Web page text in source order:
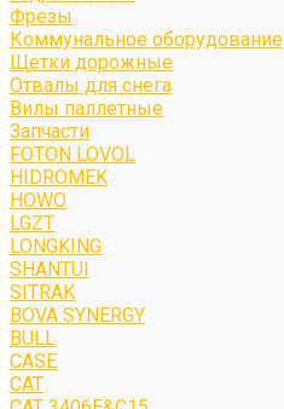
Фрезы
Коммунальное оборудование
Щетки дорожные
Отвалы для снега
Вилы паллетные
Запчасти
FOTON LOVOL
HIDROMEK
HOWO
LGZT
LONGKING
SHANTUI
SITRAK
BOVA SYNERGY
BULL
CASE
CAT